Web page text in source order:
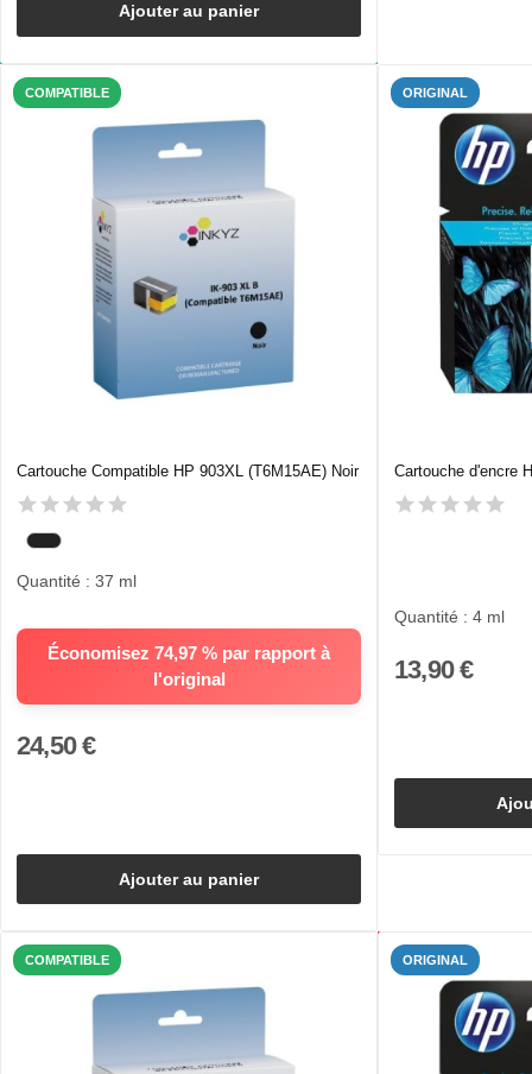
Ajouter au panier
COMPATIBLE
Cartouche Compatible HP 903XL (T6M15AE) Noir
Économisez 74,97 % par rapport à
l'original
Quantité : 37 ml
24,50 €
Ajouter au panier
ORIGINAL
Cartouche d'encre
Quantité : 4 ml
13,90 €
COMPATIBLE ORIGINAL